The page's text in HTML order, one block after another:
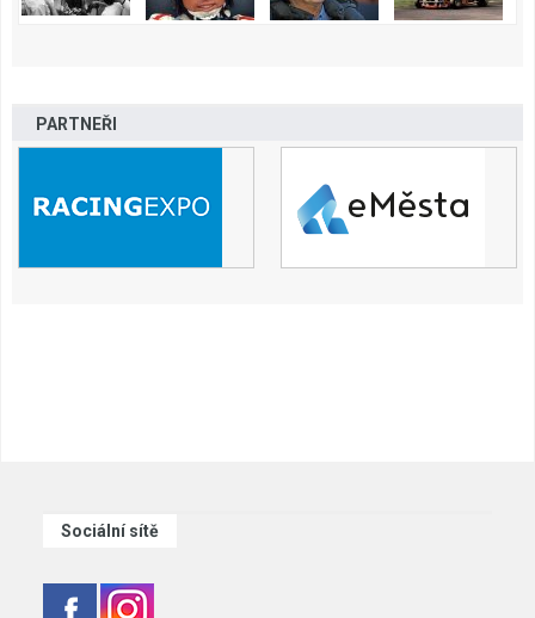
PARTNEŘI
Sociální sítě